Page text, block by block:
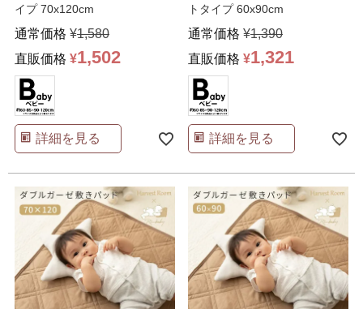
イプ 70x120cm
通常価格 ¥1,580
直販価格 ¥1,502
詳細を見る
トタイプ 60x90cm
通常価格 ¥1,390
直販価格 ¥1,321
詳細を見る